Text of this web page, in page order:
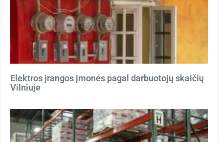
Elektros įrangos įmonės pagal darbuotojų skaičių
Vilniuje